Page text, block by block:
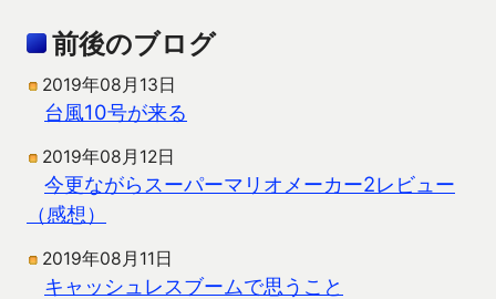
前後のブログ
2019年08月13日
台風10号が来る
2019年08月12日
今更ながらスーパーマリオメーカー2レビュー
（感想）
2019年08月11日
キャッシュレスブームで思うこと